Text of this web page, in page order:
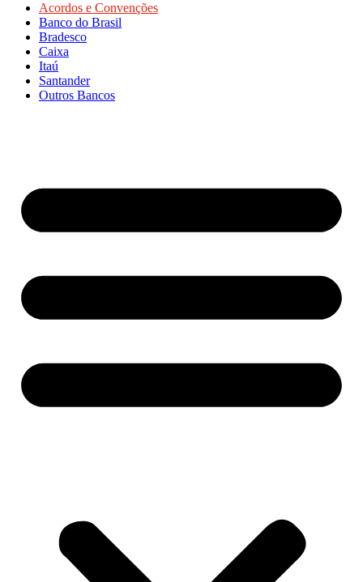
Acordos e Convenções
Banco do Brasil
Bradesco
Caixa
Itaú
Santander
Outros Bancos